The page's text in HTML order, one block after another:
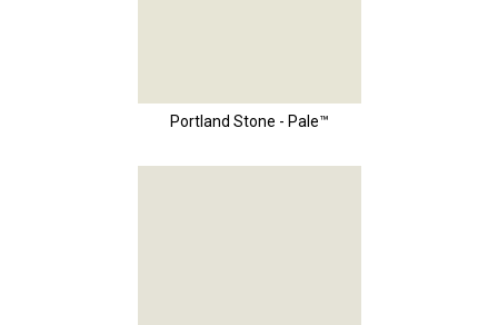
Portland Stone - Pale™